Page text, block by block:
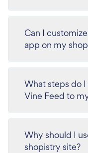
Can I
app on my
What steps do
Vine Feed to
Why should I
shopistry site?